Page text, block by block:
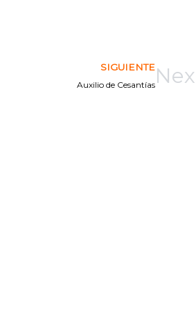
SIGUIENTE
Auxilio de Cesantías